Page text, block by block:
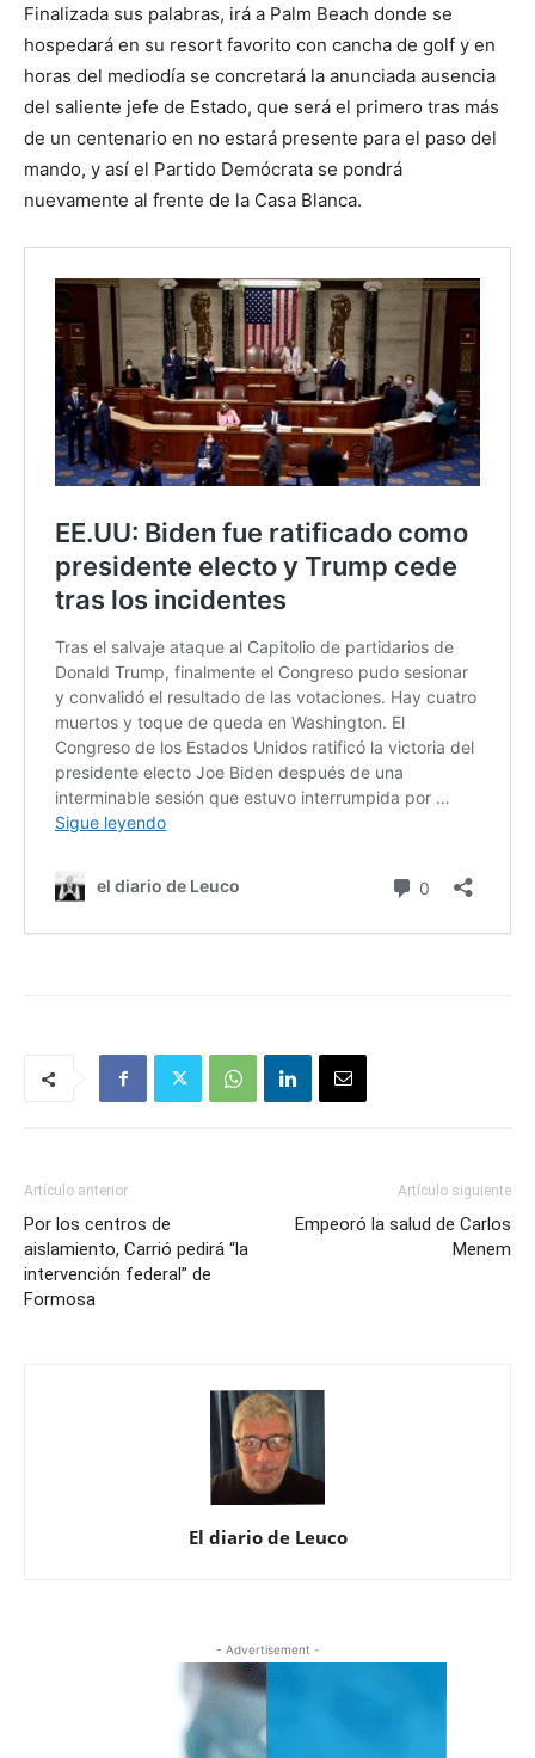
Finalizada sus palabras, irá a Palm Beach donde se
hospedará en su resort favorito con cancha de golf y en
horas del mediodía se concretará la anunciada ausencia
del saliente jefe de Estado, que será el primero tras más
de un centenario en no estará presente para el paso del
mando, y así el Partido Demócrata se pondrá
nuevamente al frente de la Casa Blanca.
Artículo anterior
Por los centros de
aislamiento, Carrió pedirá “la
intervención federal” de
Formosa
Artículo siguiente
Empeoró la salud de Carlos
Menem
El diario de Leuco
- Advertisement -